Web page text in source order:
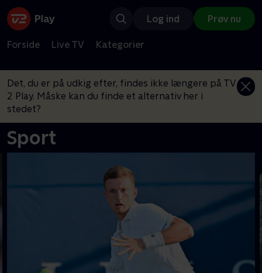
Log ind Prøv nu
Forside Live TV Kategorier
Det, du er på udkig efter, findes ikke længere på TV
2 Play. Måske kan du finde et alternativ her i
stedet?
Sport